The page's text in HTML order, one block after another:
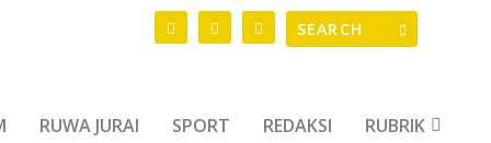
RUWA JURAI SPORT REDAKSI RUBRIK